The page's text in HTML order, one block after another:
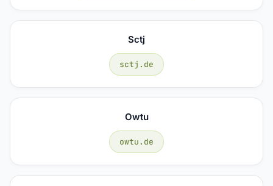
Sctj
sctj.de
Owtu
owtu.de